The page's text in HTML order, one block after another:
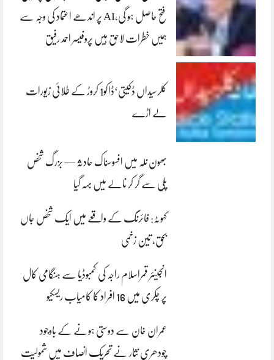
فتح حاصل ہو گی،AI پر اندھے اعتماد کی وجہ سے
ہمیں خطرات لاحق ہیں پروفیسر احمد رفیق
کلرسیداں ڈکیتی‘ڈاکو1 کروڑ کے طلائی زیورات
لے اڑے
بھون نلہ میں افسوسناک حادثہ — بزرگ شخص
پلی سے گر کر نالے میں بہہ گیا
کہوٹہ: فائرنگ کے واقعے میں ایک شخص جاں
بحق، تین زخمی
انجینئر قمراسلام راجہ کی کمبوڈیا سے ہنگامی کال
پر چکری میں 16 افراد کا کامیاب ریسکیو
عمران خان سے دوستی ہونے کے باوجود
چودھری نثار نے تحریک انصاف میں شمولیت